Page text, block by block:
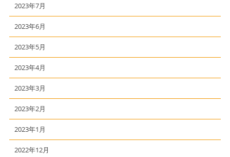
2023年7月
2023年6月
2023年5月
2023年4月
2023年3月
2023年2月
2023年1月
2022年12月